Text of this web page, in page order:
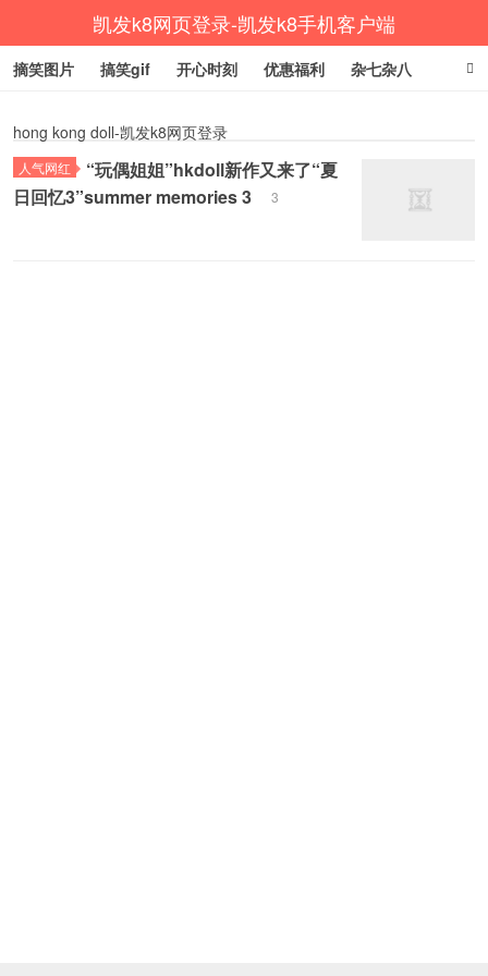
凯发k8网页登录-凯发k8手机客户端
摘笑图片 搞笑gif 开心时刻 优惠福利 杂七杂八
hong kong doll-凯发k8网页登录
人气网红
“玩偶姐姐”hkdoll新作又来了“夏
日回忆3”summer memories 3
3